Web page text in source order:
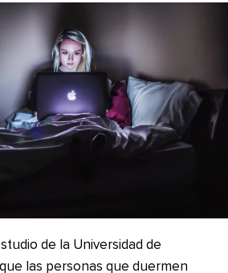
de la Universidad de
las personas que duermen